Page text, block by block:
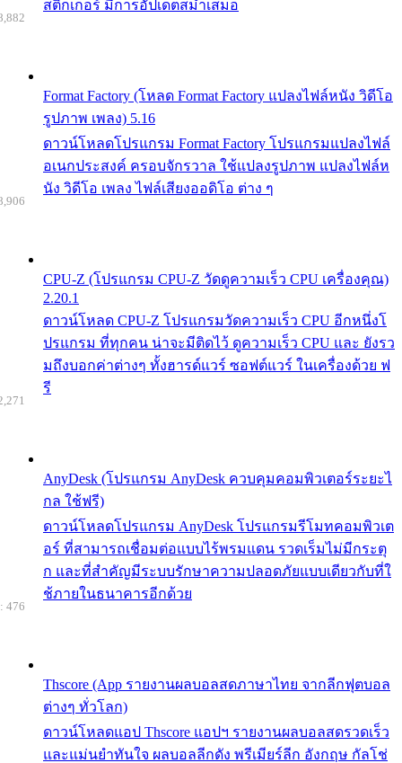
สติกเกอร์ มีการอัปเดตสม่ำเสมอ
Format Factory (โหลด Format Factory แปลงไฟล์หนัง วิดีโอ
รูปภาพ เพลง) 5.16
ดาวน์โหลดโปรแกรม Format Factory โปรแกรมแปลงไฟล์
อเนกประสงค์ ครอบจักรวาล ใช้แปลงรูปภาพ แปลงไฟล์ห
นัง วิดีโอ เพลง ไฟล์เสียงออดิโอ ต่าง ๆ
CPU-Z (โปรแกรม CPU-Z วัดดูความเร็ว CPU เครื่องคุณ)
2.20.1
ดาวน์โหลด CPU-Z โปรแกรมวัดความเร็ว CPU อีกหนึ่งโ
ปรแกรม ที่ทุกคน น่าจะมีติดไว้ ดูความเร็ว CPU และ ยังรว
มถึงบอกค่าต่างๆ ทั้งฮารด์แวร์ ซอฟต์แวร์ ในเครื่องด้วย ฟ
รี
AnyDesk (โปรแกรม AnyDesk ควบคุมคอมพิวเตอร์ระยะไ
กล ใช้ฟรี)
ดาวน์โหลดโปรแกรม AnyDesk โปรแกรมรีโมทคอมพิวเต
อร์ ที่สามารถเชื่อมต่อแบบไร้พรมแดน รวดเร็มไม่มีกระตุ
ก และที่สำคัญมีระบบรักษาความปลอดภัยแบบเดียวกับที่ใ
ช้ภายในธนาคารอีกด้วย
Thscore (App รายงานผลบอลสดภาษาไทย จากลีกฟุตบอล
ต่างๆ ทั่วโลก)
ดาวน์โหลดแอป Thscore แอปฯ รายงานผลบอลสดรวดเร็ว
และแม่นยำทันใจ ผลบอลลีกดัง พรีเมียร์ลีก อังกฤษ กัลโช่
476